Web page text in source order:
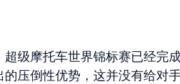
级摩托车世界锦标赛已经完
压倒性优势，这并没有给对